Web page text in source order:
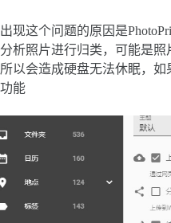
出现这个问题的原因是
分析照片进行归类，可能是照
所以会造成硬盘无法休眠，
功能